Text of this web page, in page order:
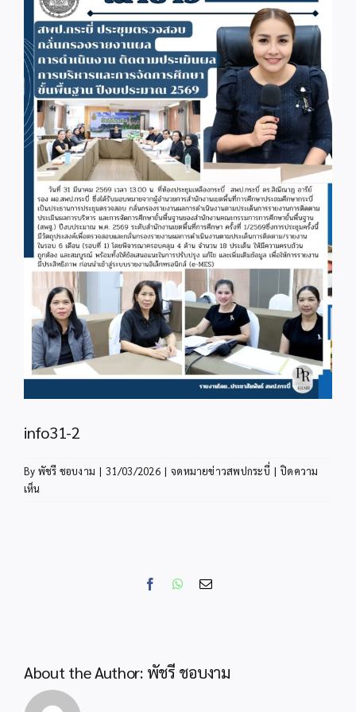
Image
info31-2
By พัชรี ชอบงาม | 31/03/2026 | จดหมายข่าวสพปกระบี่ | ปิดความ
เห็น
FacebookWhatsApp
Email
About the Author: พัชรี ชอบงาม